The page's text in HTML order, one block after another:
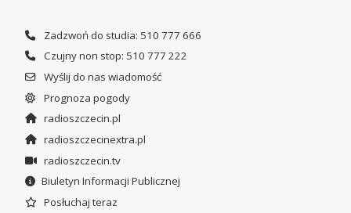
Zadzwoń do studia: 510 777 666
Czujny non stop: 510 777 222
Wyślij do nas wiadomość
Prognoza pogody
radioszczecin.pl
radioszczecinextra.pl
radioszczecin.tv
Biuletyn Informacji Publicznej
Posłuchaj teraz